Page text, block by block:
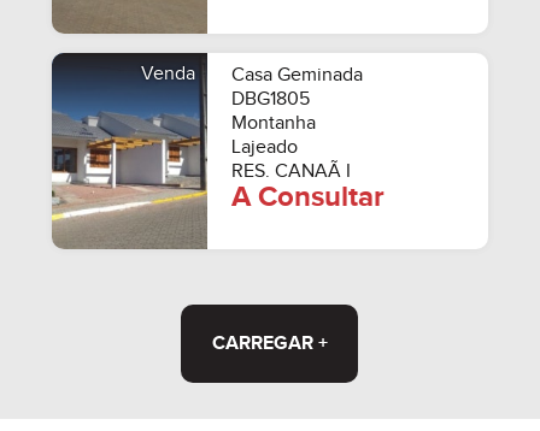
Venda
Casa Geminada
DBG1805
Montanha
Lajeado
RES. CANAÃ I
A Consultar
CARREGAR +